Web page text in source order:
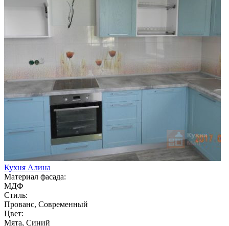
Кухня Алина
Материал фасада:
МДФ
Стиль:
Прованс, Современный
Цвет:
Мята, Синий